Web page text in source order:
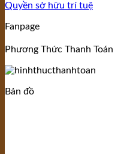
Quyền sở hữu trí tuệ
Fanpage
Phương Thức Thanh Toán
Bản đồ